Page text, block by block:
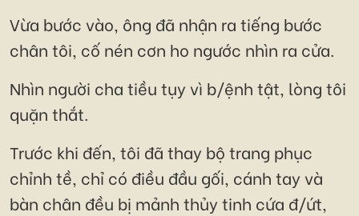
Vừa bước vào, ông đã nhận ra tiếng bước
chân tôi, cố nén cơn ho ngước nhìn ra cửa.
Nhìn người cha tiều tụy vì b/ệnh tật, lòng tôi
quặn thắt.
Trước khi đến, tôi đã thay bộ trang phục
chỉnh tề, chỉ có điều đầu gối, cánh tay và
bàn chân đều bị mảnh thủy tinh cứa đ/ứt,